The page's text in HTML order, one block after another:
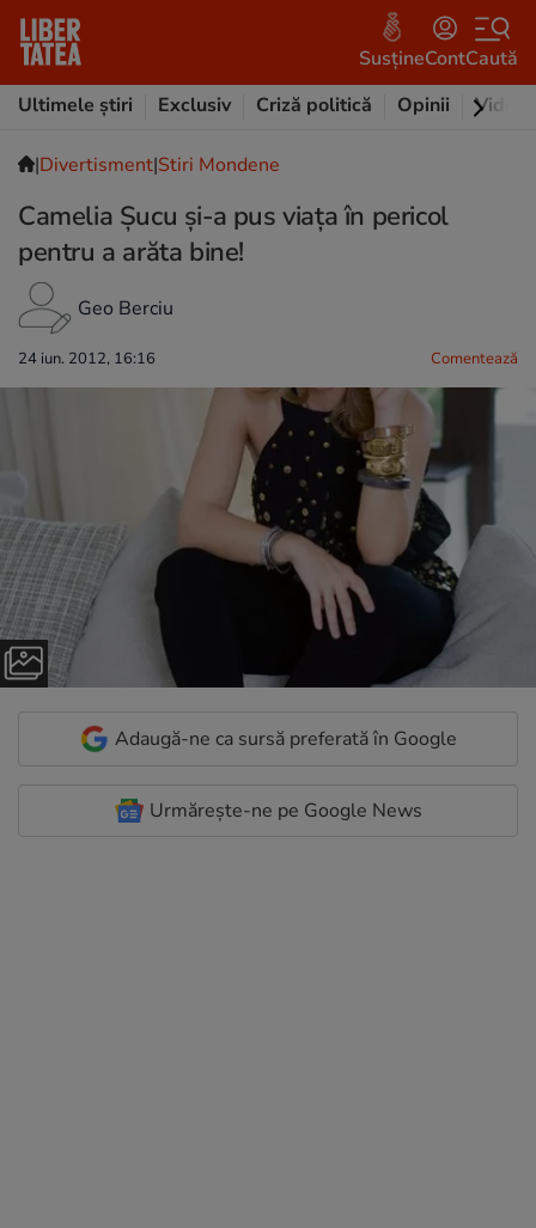
SusțineContCaută
Ultimele știri
Exclusiv Criză politică Opinii Video
|Divertisment|Stiri Mondene
Camelia Şucu şi-a pus viaţa în pericol
pentru a arăta bine!
Geo Berciu
24 iun. 2012, 16:16 Comentează
Adaugă-ne ca sursă preferată în Google
Urmărește-ne pe Google News